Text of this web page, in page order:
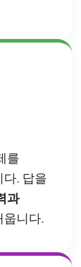
를
다. 답을
과
웁니다.